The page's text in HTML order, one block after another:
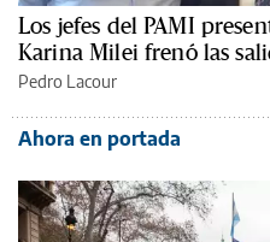
Los jefes del PAMI
Karina Milei frenó las
Pedro Lacour
Ahora en portada